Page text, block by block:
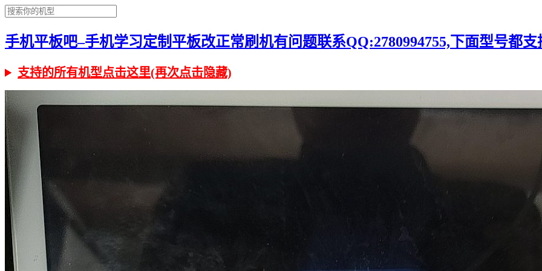
手机平板吧–手机学习定制平板改正常刷机有问题联系QQ:2780994755,下面型号都支
支持的所有机型点击这里(再次点击隐藏)